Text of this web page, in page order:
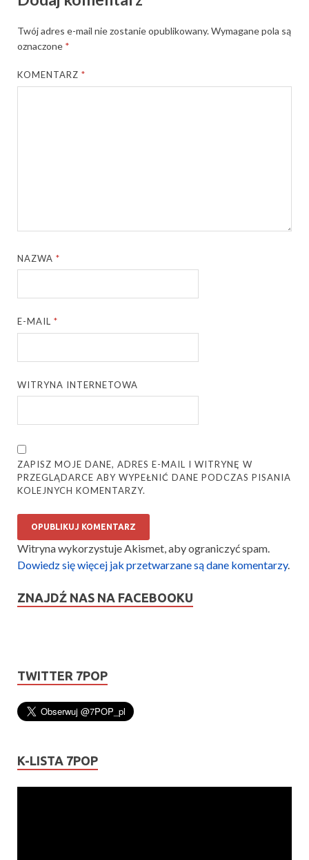
Twój adres e-mail nie zostanie opublikowany.Wymagane pola są
oznaczone *
KOMENTARZ*
NAZWA*
E-MAIL*
WITRYNA INTERNETOWA
ZAPISZ MOJE DANE, ADRES E-MAIL I WITRYNĘ W
PRZEGLĄDARCE ABY WYPEŁNIĆ DANE PODCZAS PISANIA
KOLEJNYCH KOMENTARZY.
Witryna wykorzystuje Akismet, aby ograniczyć spam.
Dowiedz się więcej jak przetwarzane są dane komentarzy.
ZNAJDŹ NAS NA FACEBOOKU
TWITTER 7POP
K-LISTA 7POP